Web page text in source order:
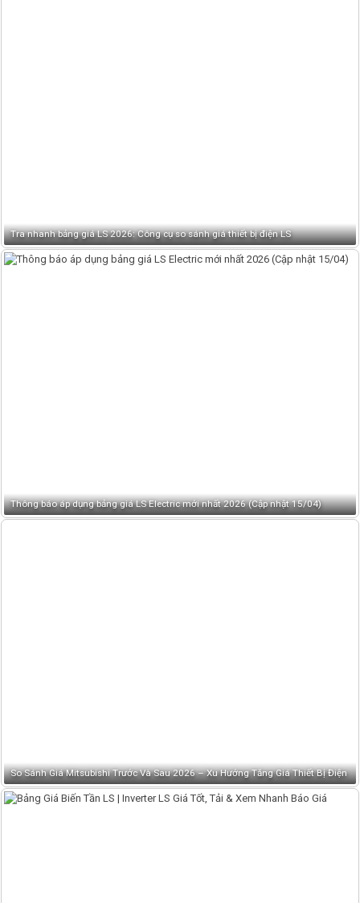
Tra nhanh bảng giá LS 2026: Công cụ so sánh giá thiết bị điện LS
Thông báo áp dụng bảng giá LS Electric mới nhất 2026 (Cập nhật 15/04)
So Sánh Giá Mitsubishi Trước Và Sau 2026 – Xu Hướng Tăng Giá Thiết Bị Điện